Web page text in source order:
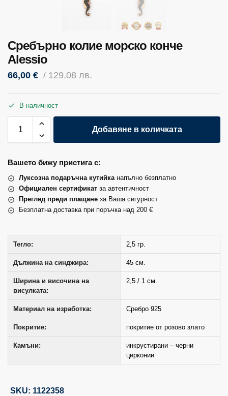
Сребърно колие морско конче
Alessio
66,00 € / 129.08 лв.
В наличност
Добавяне в количката
Вашето бижу пристига с:
Луксозна подаръчна кутийканапълно безплатно
Официален сертификат за автентичност
Преглед преди плащане за Ваша сигурност
Безплатна доставка при поръчка над 200 €
Тегло: 2,5 гр.
Дължина на синджира: 45 см.
Ширина и височина на
висулката:
2,5 / 1 см.
Материал на изработка: Сребро 925
Покритие: покритие от розово злато
Камъни:
инкрустирани – черни
цирконии
SKU: 1122358